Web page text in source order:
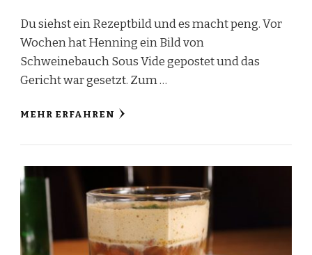
Du siehst ein Rezeptbild und es macht peng. Vor
Wochen hat Henning ein Bild von
Schweinebauch Sous Vide gepostet und das
Gericht war gesetzt. Zum …
MEHR ERFAHREN